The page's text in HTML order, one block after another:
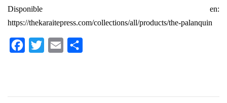
Disponible en:
https://thekaraitepress.com/collections/all/products/the-palanquin
FacebookTwitter Email